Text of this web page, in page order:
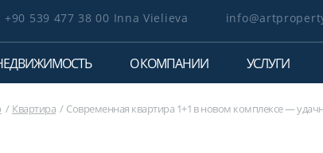
+90 539 477 38 00 Inna Vielieva
О КОМПАНИИ УСЛУГИ
Квартира Современная квартира 1+1 в новом комплексе —